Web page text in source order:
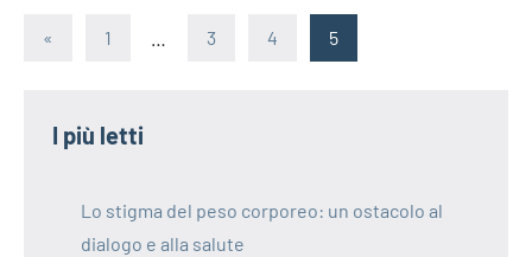
Paginazione
articoli
« Articolo1 3 4 5
I più letti
Lo stigma del peso corporeo: un ostacolo al
dialogo e alla salute